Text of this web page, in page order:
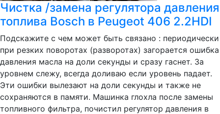
Чистка /замена регулятора давления
топлива Bosch в Peugeot 406 2.2HDI
Подскажите с чем может быть связано : периодически
при резких поворотах (разворотах) загорается ошибка
давления масла на доли секунды и сразу гаснет. За
уровнем слежу, всегда доливаю если уровень падает.
Эти ошибки вылезают на доли секунды и также не
сохраняются в памяти. Машинка глохла после замены
топливного фильтра, почистил регулятор давления в